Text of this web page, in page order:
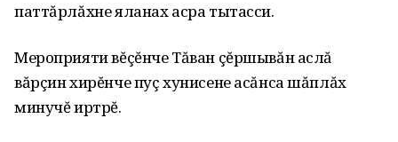
паттăрлăхне яланах асра тытасси.
Мероприяти вĕçĕнче Тăван çĕршывăн аслă
вăрçин хирĕнче пуç хунисене асăнса шăплăх
минучĕ иртрĕ.